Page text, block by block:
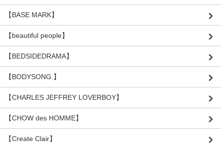
【BASE MARK】
【beautiful people】
【BEDSIDEDRAMA】
【BODYSONG.】
【CHARLES JEFFREY LOVERBOY】
【CHOW des HOMME】
【Create Clair】